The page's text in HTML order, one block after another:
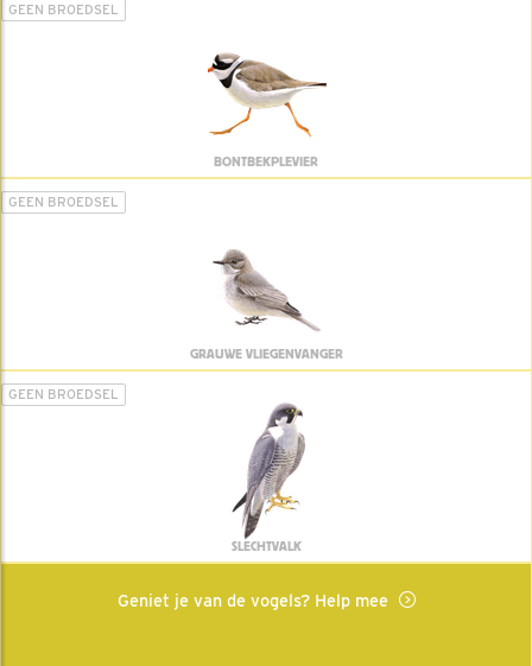
GEEN BROEDSEL
BONTBEKPLEVIER
GEEN BROEDSEL
GRAUWE VLIEGENVANGER
GEEN BROEDSEL
SLECHTVALK
Geniet je van de vogels? Help mee